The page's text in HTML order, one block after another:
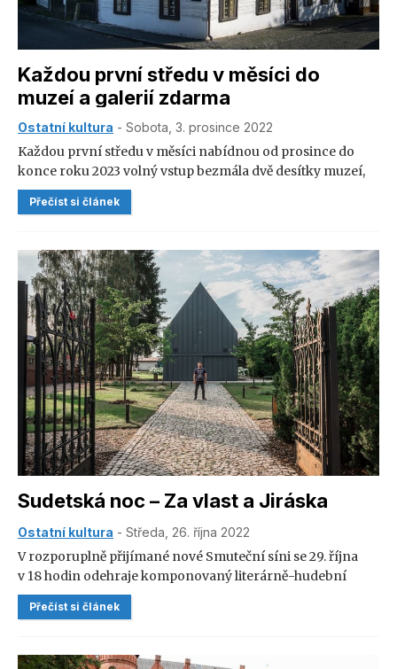
Každou první středu v měsíci do
muzeí a galerií zdarma
Ostatní kultura - Sobota, 3. prosince 2022
Každou první středu v měsíci nabídnou od prosince do
konce roku 2023 volný vstup bezmála dvě desítky muzeí,
galerií a hvězdáren v Královéhradeckém kraji. Poprvé
budou expozice krajských kulturních zařízení přístupné
starší 65 let bude platit volný vstup od prosince do konce
příštího roku na všechny dny v měsíci.
Přečíst si článek
Sudetská noc – Za vlast a Jiráska
Ostatní kultura - Středa, 26. října 2022
V rozporuplně přijímané nové Smuteční síni se 29. října
v 18 hodin odehraje komponovaný literárně-hudební
večer. Sudetská noc s podtitulem Za vlast a Jiráska propojí
současnou architekturu a folkovou hudbu s Aloisem
Přečíst si článek